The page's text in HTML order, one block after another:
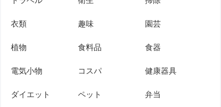
衣類 趣味 園芸
植物 食料品 食器
電気小物 コスパ 健康器具
ダイエット ペット 弁当